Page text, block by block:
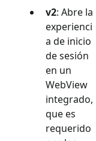
v2: Abre la
experienci
a de inicio
de sesión
en un
WebView
integrado,
que es
requerido